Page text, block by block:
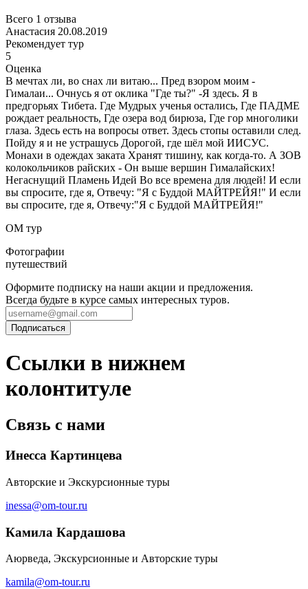
Всего 1 отзыва
Анастасия 20.08.2019
Рекомендует тур
5
Оценка
В мечтах ли, во снах ли витаю... Пред взором моим -
Гималаи... Очнусь я от оклика "Где ты?" -Я здесь. Я в
предгорьях Тибета. Где Мудрых ученья остались, Где ПАДМЕ
рождает реальность, Где озера вод бирюза, Где гор многолики
глаза. Здесь есть на вопросы ответ. Здесь стопы оставили след.
Пойду я и не устрашусь Дорогой, где шёл мой ИИСУС.
Монахи в одеждах заката Хранят тишину, как когда-то. А ЗОВ
колокольчиков райских - Он выше вершин Гималайских!
Негаснущий Пламень Идей Во все времена для людей! И если
вы спросите, где я, Отвечу: "Я с Буддой МАЙТРЕЙЯ!" И если
вы спросите, где я, Отвечу:"Я с Буддой МАЙТРЕЙЯ!"
ОМ тур
Фотографии
путешествий
Оформите подписку на наши акции и предложения.
Всегда будьте в курсе самых интересных туров.
Ссылки в нижнем
колонтитуле
Связь с нами
Инесса Картинцева
Авторские и Экскурсионные туры
inessa@om-tour.ru
Камила Кардашова
Аюрведа, Экскурсионные и Авторские туры
kamila@om-tour.ru